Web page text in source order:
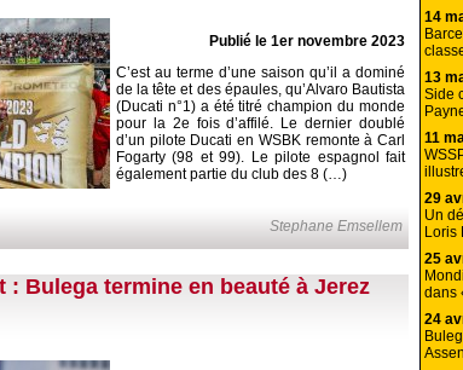
Publié le 1er novembre 2023
C’est au terme d’une saison qu’il a dominé
de la tête et des épaules, qu’Alvaro Bautista
(Ducati n°1) a été titré champion du monde
pour la 2e fois d’affilé. Le dernier doublé
d’un pilote Ducati en WSBK remonte à Carl
Fogarty (98 et 99). Le pilote espagnol fait
également partie du club des 8 (…)
Stephane Emsellem
: Bulega termine en beauté à Jerez
14
13
Side
11
29
Un
Loris
25
dans
24
Assen